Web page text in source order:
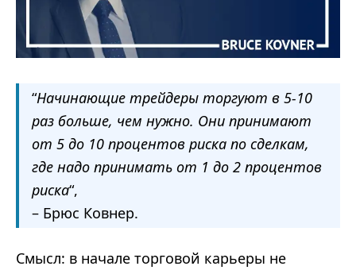
“Начинающие трейдеры торгуют в 5-10
раз больше, чем нужно. Они принимают
от 5 до 10 процентов риска по сделкам,
где надо принимать от 1 до 2 процентов
риска“,
– Брюс Ковнер.
Смысл: в начале торговой карьеры не